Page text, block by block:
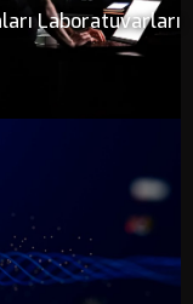
Laboratuvarları